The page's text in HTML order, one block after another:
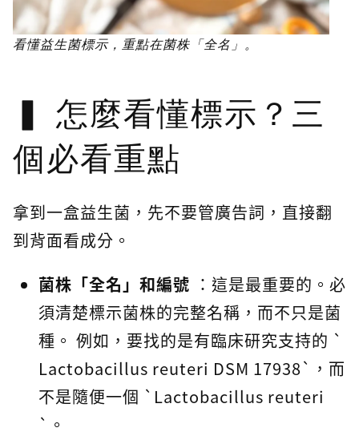
看懂益生菌標示，重點在菌株「全名」。
怎麼看懂標示？三
個必看重點
拿到一盒益生菌，先不要管廣告詞，直接翻
到背面看成分。
菌株「全名」和編號 ：這是最重要的。必
須清楚標示菌株的完整名稱，而不只是菌
種。 例如，要找的是有臨床研究支持的 `
Lactobacillus reuteri DSM 17938`，而
不是隨便一個 `Lactobacillus reuteri
`。